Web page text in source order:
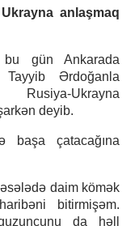
anlaşmaq
gün Ankarada
Ərdoğanla
Ukrayna
deyib.
başa çatacağına
daim kömək
bitirmişəm.
da həll